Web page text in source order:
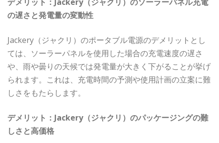
の遅さと発電量の変動性
Jackery（ジャクリ）のポータブル電源のデメリットとし
ては、ソーラーパネルを使用した場合の充電速度の遅さ
や、雨や曇りの天候では発電量が大きく下がることが挙げ
られます。これは、充電時間の予測や使用計画の立案に難
しさをもたらします。
デメリット：Jackery（ジャクリ）のパッケージングの難
しさと高価格